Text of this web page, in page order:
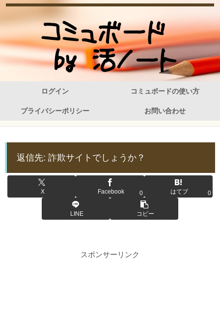
ログイン コミュボードの使い方
プライバシーポリシー お問い合わせ
返信先: 詐欺サイトでしょうか？
X Facebook 0 はてブ 0
LINE コピー
スポンサーリンク